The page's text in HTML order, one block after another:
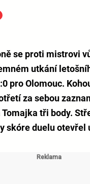
se proti mistrovi
utkání
pro Olomouc.
za sebou
tři body.
skóre duelu otevřel